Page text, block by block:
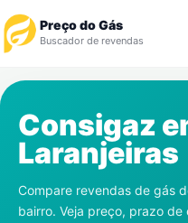
Preço do Gás
Buscador de revendas
Revendedor
Notícias
Consigaz
Laranjeiras
Compare revendas de gás
bairro. Veja preço, prazo